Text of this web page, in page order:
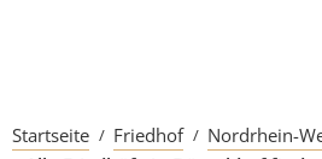
Startseite Friedhof
Nordrhein-